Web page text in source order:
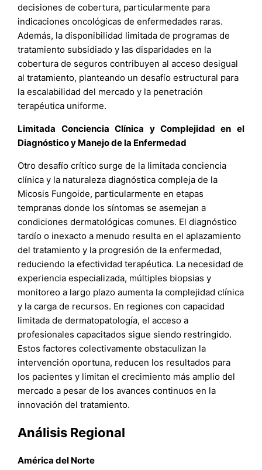
decisiones de cobertura, particularmente para
indicaciones oncológicas de enfermedades raras.
Además, la disponibilidad limitada de programas de
tratamiento subsidiado y las disparidades en la
cobertura de seguros contribuyen al acceso desigual
al tratamiento, planteando un desafío estructural para
la escalabilidad del mercado y la penetración
terapéutica uniforme.
Limitada Conciencia Clínica y Complejidad en el
Diagnóstico y Manejo de la Enfermedad
Otro desafío crítico surge de la limitada conciencia
clínica y la naturaleza diagnóstica compleja de la
Micosis Fungoide, particularmente en etapas
tempranas donde los síntomas se asemejan a
condiciones dermatológicas comunes. El diagnóstico
tardío o inexacto a menudo resulta en el aplazamiento
del tratamiento y la progresión de la enfermedad,
reduciendo la efectividad terapéutica. La necesidad de
experiencia especializada, múltiples biopsias y
monitoreo a largo plazo aumenta la complejidad clínica
y la carga de recursos. En regiones con capacidad
limitada de dermatopatología, el acceso a
profesionales capacitados sigue siendo restringido.
Estos factores colectivamente obstaculizan la
intervención oportuna, reducen los resultados para
los pacientes y limitan el crecimiento más amplio del
mercado a pesar de los avances continuos en la
innovación del tratamiento.
Análisis Regional
América del Norte